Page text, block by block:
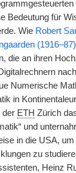
Bedeutung für
Wie Robert
(1916–87)
die an ihren
Numerische
in
der ETH Zürich
und
in die USA,
zu
Heinz